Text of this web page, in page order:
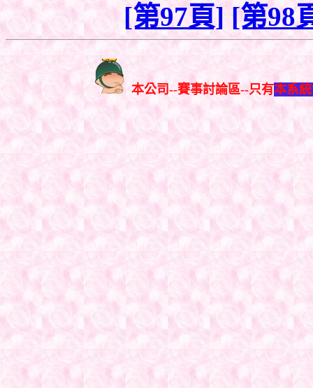
[第97頁] [第98
本公司--賽事討論區--只有本系